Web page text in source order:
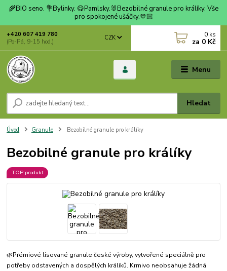
🌾BIO seno. 💐Bylinky. 😋Pamlsky.🐰Bezobilné granule pro králíky. Vše
pro spokojené ušáčky.🫶🏻
Menu
CZK
Hledat
+420 607 419 780
(Po-Pá, 9-15 hod.)
0 ks
za 0 Kč
Úvod Granule Bezobilné granule pro králíky
Bezobilné granule pro králíky
TOP produkt
🌿Prémiové lisované granule české výroby, vytvořené speciálně pro
potřeby odstavených a dospělých králíků. Krmivo neobsahuje žádná